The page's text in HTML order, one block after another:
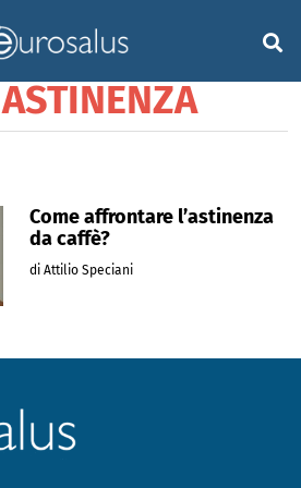
ASTINENZA
Come affrontare l’astinenza
da caffè?
di Attilio Speciani